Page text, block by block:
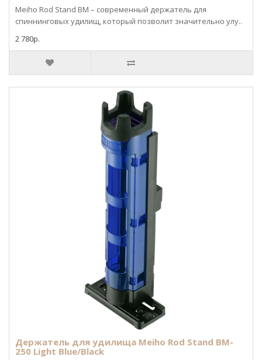
Meiho Rod Stand BM – современный держатель для
спиннинговых удилищ, который позволит значительно улу..
2 780р.
Держатель для удилища Meiho Rod Stand BM-
250 Light Blue/Black